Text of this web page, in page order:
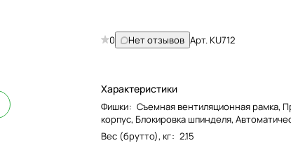
0 Нет отзывов Арт.KU712
Характеристики
Фишки: Съемная вентиляционная рамка,
корпус, Блокировка шпинделя,
Вес (брутто), кг: 2.15